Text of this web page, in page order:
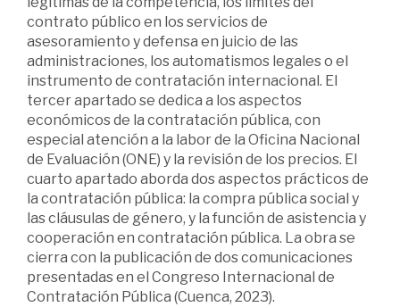
contrato público en los servicios de
asesoramiento y defensa en juicio de las
administraciones, los automatismos legales o el
instrumento de contratación internacional. El
tercer apartado se dedica a los aspectos
económicos de la contratación pública, con
especial atención a la labor de la Oficina Nacional
de Evaluación (ONE) y la revisión de los precios. El
cuarto apartado aborda dos aspectos prácticos de
la contratación pública: la compra pública social y
las cláusulas de género, y la función de asistencia y
cooperación en contratación pública. La obra se
cierra con la publicación de dos comunicaciones
presentadas en el Congreso Internacional de
Contratación Pública (Cuenca, 2023).